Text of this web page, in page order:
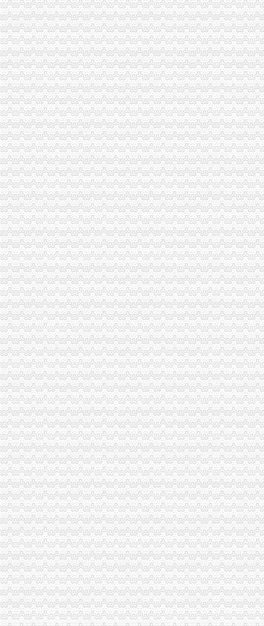
关于永川区副局长张道国、经支队副队长吕正彬等人对永福公
（中天光美地）4幢-1层8号、3号车库负1层车位60号停车用房和渝
可上门签约_重庆公司注册_代办公司_代理工商注册登记_分公司_个体
重庆市渝中区中山一路148号第四层商业用房拍卖公告_新浪重庆今荣_
【重庆公司注册/年检】-88重庆分类信息
代账公司
安徽国硕财税管理有限公司,合肥财务代账公司,合肥工商代理注册,
武汉公司注册专家_代理记账_会计代账_代账公司_武汉中伦会计服务有
专业代账,公司注册-泰州58同城
会计代账,您公司的工商税务管家-西安58同城
代账会计虚开发票上千万每月工资仅几百|增值税|会计|发票_新浪新闻
重庆大中税务师事务所--重庆代账公司,重庆税务咨询,重庆会计代
合肥会计代帐|合肥代报税|合肥代账报税|合肥代账公司电话0551-
泰州代账,泰州代账会计,泰州代账公司,泰州会计代账,泰州优正会
代理记账_公司注册_资质办理_工商注册_会计代账_八戒财税
池州财务公司|池州代账公司|池州会计公司|池州嘉禾财务咨询有限公司